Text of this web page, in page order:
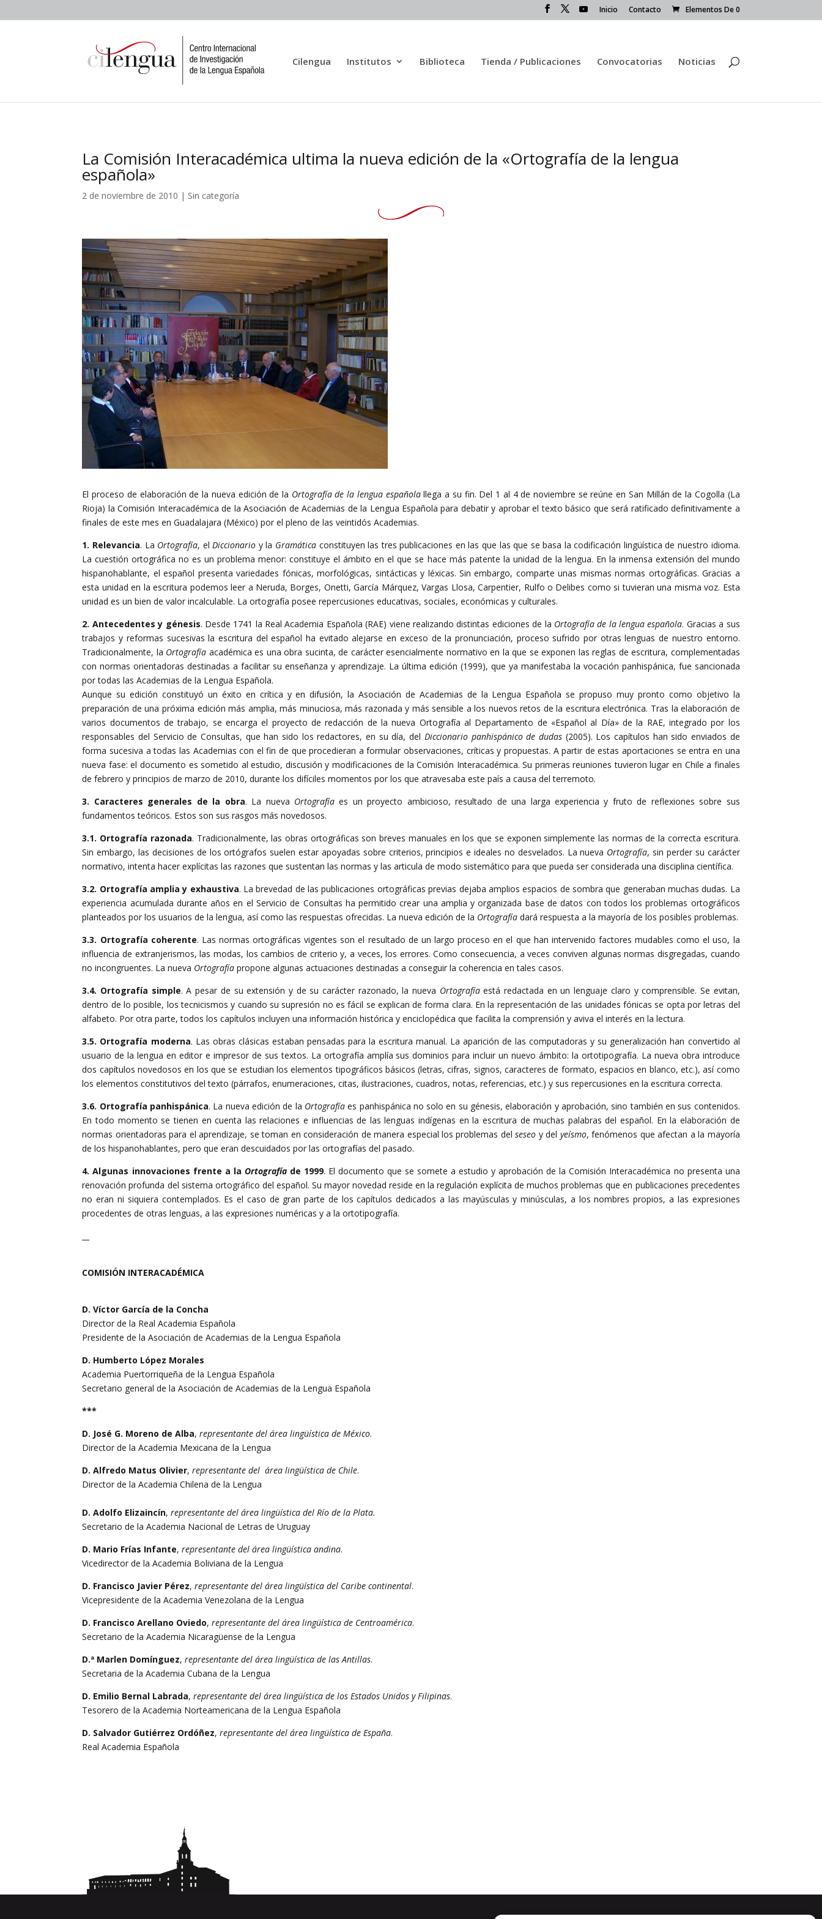
Inicio Contacto Elementos De 0
Cilengua Institutos Biblioteca Tienda / Publicaciones Convocatorias Noticias
La Comisión Interacadémica ultima la nueva edición de la «Ortografía de la lengua
española»
2 de noviembre de 2010 | Sin categoría
El proceso de elaboración de la nueva edición de la Ortografía de la lengua españolallega a su fin. Del 1 al 4 de noviembre se reúne en San Millán de la Cogolla (La
Rioja) la Comisión Interacadémica de la Asociación de Academias de la Lengua Española para debatir y aprobar el texto básico que será ratificado definitivamente a
finales de este mes en Guadalajara (México) por el pleno de las veintidós Academias.
1. Relevancia. La Ortografía, elDiccionario y la Gramáticaconstituyen las tres publicaciones en las que las que se basa la codificación lingüística de nuestro idioma.
La cuestión ortográfica no es un problema menor: constituye el ámbito en el que se hace más patente la unidad de la lengua. En la inmensa extensión del mundo
hispanohablante, el español presenta variedades fónicas, morfológicas, sintácticas y léxicas. Sin embargo, comparte unas mismas normas ortográficas. Gracias a
esta unidad en la escritura podemos leer a Neruda, Borges, Onetti, García Márquez, Vargas Llosa, Carpentier, Rulfo o Delibes como si tuvieran una misma voz. Esta
unidad es un bien de valor incalculable. La ortografía posee repercusiones educativas, sociales, económicas y culturales.
2. Antecedentes y génesis. Desde 1741 la Real Academia Española (RAE) viene realizando distintas ediciones de la Ortografía de la lengua española. Gracias a sus
trabajos y reformas sucesivas la escritura del español ha evitado alejarse en exceso de la pronunciación, proceso sufrido por otras lenguas de nuestro entorno.
Tradicionalmente, la Ortografía académica es una obra sucinta, de carácter esencialmente normativo en la que se exponen las reglas de escritura, complementadas
con normas orientadoras destinadas a facilitar su enseñanza y aprendizaje. La última edición (1999), que ya manifestaba la vocación panhispánica, fue sancionada
por todas las Academias de la Lengua Española.
Aunque su edición constituyó un éxito en crítica y en difusión, la Asociación de Academias de la Lengua Española se propuso muy pronto como objetivo la
preparación de una próxima edición más amplia, más minuciosa, más razonada y más sensible a los nuevos retos de la escritura electrónica. Tras la elaboración de
varios documentos de trabajo, se encarga el proyecto de redacción de la nueva Ortografía al Departamento de «Español al Día» de la RAE, integrado por los
responsables del Servicio de Consultas, que han sido los redactores, en su día, del Diccionario panhispánico de dudas(2005). Los capítulos han sido enviados de
forma sucesiva a todas las Academias con el fin de que procedieran a formular observaciones, críticas y propuestas. A partir de estas aportaciones se entra en una
nueva fase: el documento es sometido al estudio, discusión y modificaciones de la Comisión Interacadémica. Su primeras reuniones tuvieron lugar en Chile a finales
de febrero y principios de marzo de 2010, durante los difíciles momentos por los que atravesaba este país a causa del terremoto.
3. Caracteres generales de la obra. La nueva Ortografíaes un proyecto ambicioso, resultado de una larga experiencia y fruto de reflexiones sobre sus
fundamentos teóricos. Estos son sus rasgos más novedosos.
3.1. Ortografía razonada. Tradicionalmente, las obras ortográficas son breves manuales en los que se exponen simplemente las normas de la correcta escritura.
Sin embargo, las decisiones de los ortógrafos suelen estar apoyadas sobre criterios, principios e ideales no desvelados. La nueva Ortografía, sin perder su carácter
normativo, intenta hacer explícitas las razones que sustentan las normas y las articula de modo sistemático para que pueda ser considerada una disciplina científica.
3.2. Ortografía amplia y exhaustiva. La brevedad de las publicaciones ortográficas previas dejaba amplios espacios de sombra que generaban muchas dudas. La
experiencia acumulada durante años en el Servicio de Consultas ha permitido crear una amplia y organizada base de datos con todos los problemas ortográficos
planteados por los usuarios de la lengua, así como las respuestas ofrecidas. La nueva edición de la Ortografía dará respuesta a la mayoría de los posibles problemas.
3.3. Ortografía coherente. Las normas ortográficas vigentes son el resultado de un largo proceso en el que han intervenido factores mudables como el uso, la
influencia de extranjerismos, las modas, los cambios de criterio y, a veces, los errores. Como consecuencia, a veces conviven algunas normas disgregadas, cuando
no incongruentes. La nueva Ortografíapropone algunas actuaciones destinadas a conseguir la coherencia en tales casos.
3.4. Ortografía simple. A pesar de su extensión y de su carácter razonado, la nueva Ortografíaestá redactada en un lenguaje claro y comprensible. Se evitan,
dentro de lo posible, los tecnicismos y cuando su supresión no es fácil se explican de forma clara. En la representación de las unidades fónicas se opta por letras del
alfabeto. Por otra parte, todos los capítulos incluyen una información histórica y enciclopédica que facilita la comprensión y aviva el interés en la lectura.
3.5. Ortografía moderna. Las obras clásicas estaban pensadas para la escritura manual. La aparición de las computadoras y su generalización han convertido al
usuario de la lengua en editor e impresor de sus textos. La ortografía amplía sus dominios para incluir un nuevo ámbito: la ortotipografía. La nueva obra introduce
dos capítulos novedosos en los que se estudian los elementos tipográficos básicos (letras, cifras, signos, caracteres de formato, espacios en blanco, etc.), así como
los elementos constitutivos del texto (párrafos, enumeraciones, citas, ilustraciones, cuadros, notas, referencias, etc.) y sus repercusiones en la escritura correcta.
3.6. Ortografía panhispánica. La nueva edición de la Ortografíaes panhispánica no solo en su génesis, elaboración y aprobación, sino también en sus contenidos.
En todo momento se tienen en cuenta las relaciones e influencias de las lenguas indígenas en la escritura de muchas palabras del español. En la elaboración de
normas orientadoras para el aprendizaje, se toman en consideración de manera especial los problemas delseseo y del yeísmo, fenómenos que afectan a la mayoría
de los hispanohablantes, pero que eran descuidados por las ortografías del pasado.
4. Algunas innovaciones frente a la Ortografíade 1999. El documento que se somete a estudio y aprobación de la Comisión Interacadémica no presenta una
renovación profunda del sistema ortográfico del español. Su mayor novedad reside en la regulación explícita de muchos problemas que en publicaciones precedentes
no eran ni siquiera contemplados. Es el caso de gran parte de los capítulos dedicados a las mayúsculas y minúsculas, a los nombres propios, a las expresiones
procedentes de otras lenguas, a las expresiones numéricas y a la ortotipografía.
COMISIÓN INTERACADÉMICA
D. Víctor García de la Concha
Director de la Real Academia Española
Presidente de la Asociación de Academias de la Lengua Española
D. Humberto López Morales
Academia Puertorriqueña de la Lengua Española
Secretario general de la Asociación de Academias de la Lengua Española
***
D. José G. Moreno de Alba,representante del área lingüística de México.
Director de la Academia Mexicana de la Lengua
D. Alfredo Matus Olivier,representante del área lingüística de Chile.
Director de la Academia Chilena de la Lengua
D. Adolfo Elizaincín,representante del área lingüística del Río de la Plata.
Secretario de la Academia Nacional de Letras de Uruguay
D. Mario Frías Infante,representante del área lingüística andina.
Vicedirector de la Academia Boliviana de la Lengua
D. Francisco Javier Pérez,representante del área lingüística del Caribe continental.
Vicepresidente de la Academia Venezolana de la Lengua
D. Francisco Arellano Oviedo,representante del área lingüística de Centroamérica.
Secretario de la Academia Nicaragüense de la Lengua
D.ª Marlen Domínguez,representante del área lingüística de las Antillas.
Secretaria de la Academia Cubana de la Lengua
D. Emilio Bernal Labrada,representante del área lingüística de los Estados Unidos y Filipinas.
Tesorero de la Academia Norteamericana de la Lengua Española
D. Salvador Gutiérrez Ordóñez,representante del área lingüística de España.
Real Academia Española